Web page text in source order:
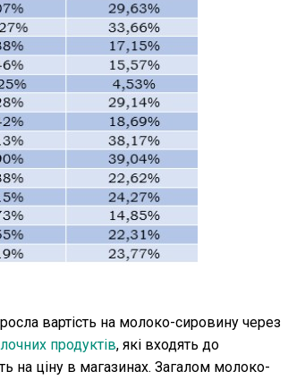
вартість на молоко-сировину через
продуктів, які входять до
на ціну в магазинах. Загалом молоко-